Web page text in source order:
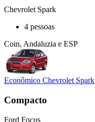
Chevrolet Spark
4 pessoas
Coin, Andaluzia e ESP
Econômico Chevrolet Spark
Compacto
Ford Focus